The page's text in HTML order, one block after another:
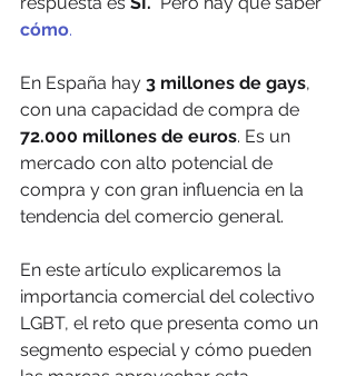
cómo.
En España hay 3 millones de gays,
con una capacidad de compra de
72.000 millones de euros. Es un
mercado con alto potencial de
compra y con gran influencia en la
tendencia del comercio general.
En este artículo explicaremos la
importancia comercial del colectivo
LGBT, el reto que presenta como un
segmento especial y cómo pueden